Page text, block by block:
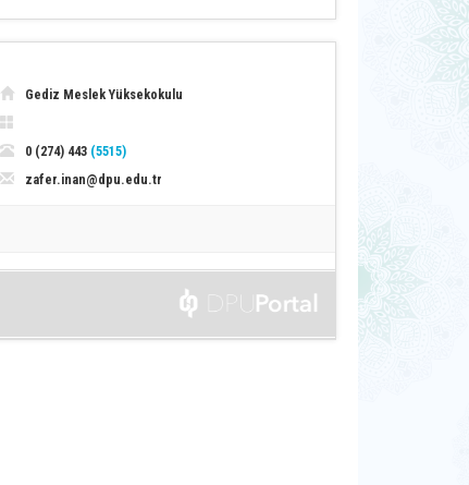
Gediz Meslek Yüksekokulu
0 (274) 443 (5515)
zafer.inan@dpu.edu.tr